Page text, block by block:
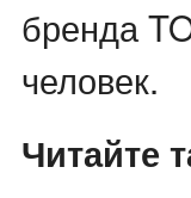
бренда
человек.
Читайте